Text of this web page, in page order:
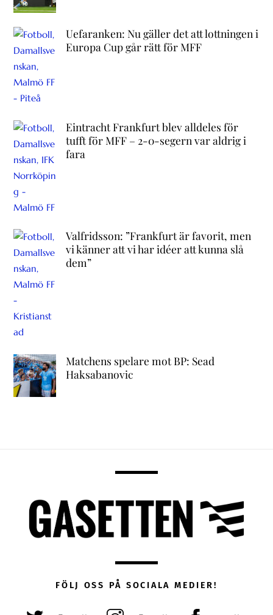
Uefaranken: Nu gäller det att lottningen i
Europa Cup går rätt för MFF
Eintracht Frankfurt blev alldeles för
tufft för MFF – 2-0-segern var aldrig i
fara
Valfridsson: ”Frankfurt är favorit, men
vi känner att vi har idéer att kunna slå
dem”
Matchens spelare mot BP: Sead
Haksabanovic
FÖLJ OSS PÅ SOCIALA MEDIER!